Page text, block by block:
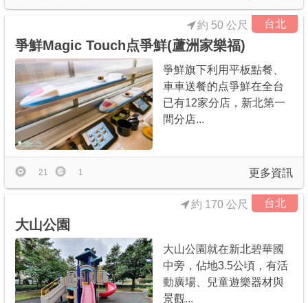
台北
爭鮮Magic Touch点爭鮮(蘆洲家樂福)
約 50 公尺
爭鮮旗下利用平板點餐、
車車送餐的点爭鮮在全台
已有12家分店，新北第一
間分店...
更多資訊
21 1
台北
大山公園
約 170 公尺
大山公園就在新北碧華國
中旁，佔地3.5公頃，有活
動廣場、兒童遊樂器材與
景觀...